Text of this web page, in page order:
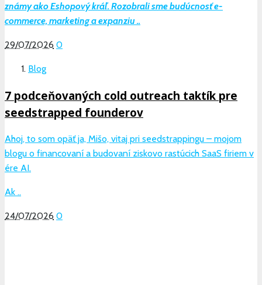
známy ako Eshopový kráľ. Rozobrali sme budúcnosť e-
commerce, marketing a expanziu ..
29/07/2026 0
Blog
7 podceňovaných cold outreach taktík pre
seedstrapped founderov
Ahoj, to som opäť ja, Mišo, vitaj pri seedstrappingu – mojom
blogu o financovaní a budovaní ziskovo rastúcich SaaS firiem v
ére AI.
Ak ..
24/07/2026 0